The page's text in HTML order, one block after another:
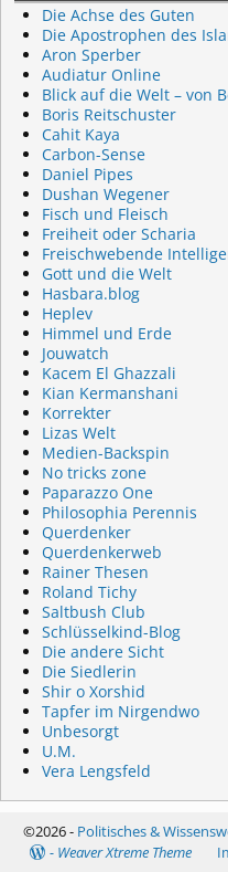
Die Achse des Guten
Die Apostrophen des
Aron Sperber
Audiatur Online
Blick auf die Welt – von
Boris Reitschuster
Cahit Kaya
Carbon-Sense
Daniel Pipes
Dushan Wegener
Fisch und Fleisch
Freiheit oder Scharia
Freischwebende
Gott und die Welt
Hasbara.blog
Heplev
Himmel und Erde
Jouwatch
Kacem El Ghazzali
Kian Kermanshani
Korrekter
Lizas Welt
Medien-Backspin
No tricks zone
Paparazzo One
Philosophia Perennis
Querdenker
Querdenkerweb
Rainer Thesen
Roland Tichy
Saltbush Club
Schlüsselkind-Blog
Die andere Sicht
Die Siedlerin
Shir o Xorshid
Tapfer im Nirgendwo
Unbesorgt
U.M.
Vera Lengsfeld
©2026 - Politisches &
- Weaver Xtreme Theme